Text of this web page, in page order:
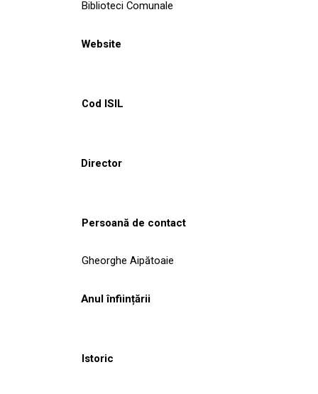
Biblioteci Comunale
Website
Cod ISIL
Director
Persoană de contact
Gheorghe Aipătoaie
Anul înființării
Istoric